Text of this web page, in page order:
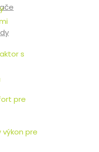
s
pre
pre